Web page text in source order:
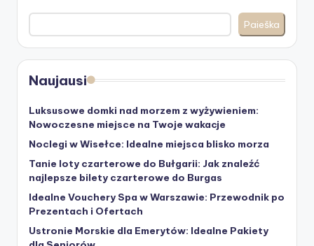
Paieška
Naujausi
Luksusowe domki nad morzem z wyżywieniem:
Nowoczesne miejsce na Twoje wakacje
Noclegi w Wisełce: Idealne miejsca blisko morza
Tanie loty czarterowe do Bułgarii: Jak znaleźć
najlepsze bilety czarterowe do Burgas
Idealne Vouchery Spa w Warszawie: Przewodnik po
Prezentach i Ofertach
Ustronie Morskie dla Emerytów: Idealne Pakiety